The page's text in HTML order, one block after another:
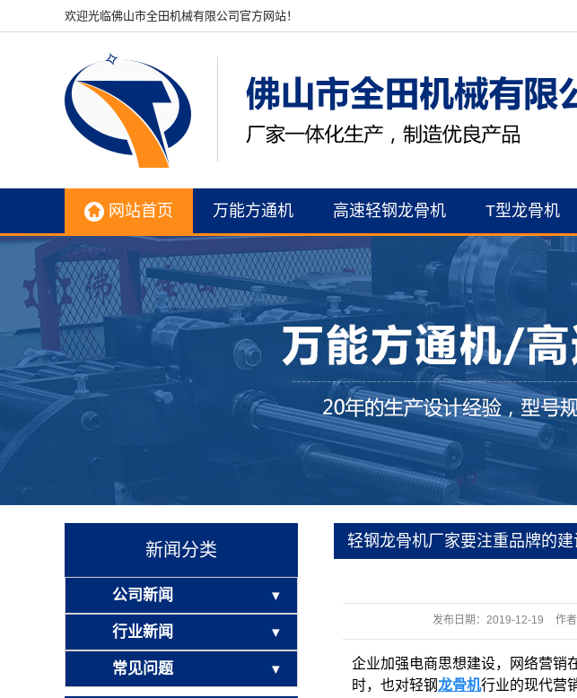
欢迎光临佛山市全田机械有限公司官方网站！
网站首页 万能方通机 高速轻钢龙骨机 T型龙骨机
新闻分类
公司新闻
行业新闻
常见问题
轻钢龙骨机厂家要注重品牌的建
发布日期： 2019-12-19 作者
企业加强电商思想建设，网络营销
时，也对轻钢龙骨机行业的现代营